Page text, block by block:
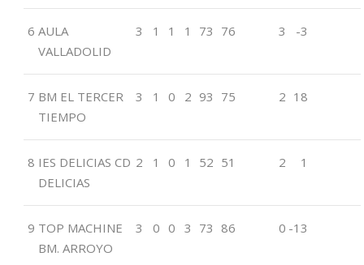
6 AULA
VALLADOLID
3 1 1 1 73 76 3 -3
7 BM EL TERCER
TIEMPO
3 1 0 2 93 75 2 18
8 IES DELICIAS CD
DELICIAS
2 1 0 1 52 51 2 1
9 TOP MACHINE
BM. ARROYO
3 0 0 3 73 86 0 -13